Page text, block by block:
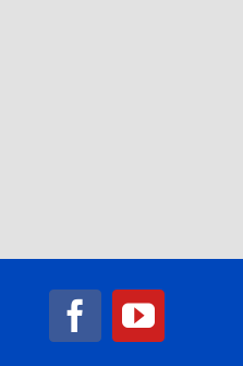
Facebook